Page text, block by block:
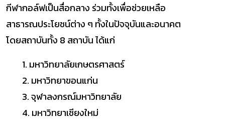
กีฬากอล์ฟเป็นสื่อกลาง ร่วมทั้งเพื่อช่วยเหลือ
สาธารณประโยชน์ต่าง ๆ ทั้งในปัจจุบันและอนาคต
โดยสถาบันทั้ง 8 สถาบัน ได้แก่
1. มหาวิทยาลัยเกษตรศาสตร์
2. มหาวิทยาขอนแก่น
3. จุฬาลงกรณ์มหาวิทยาลัย
4. มหาวิทยาเชียงใหม่